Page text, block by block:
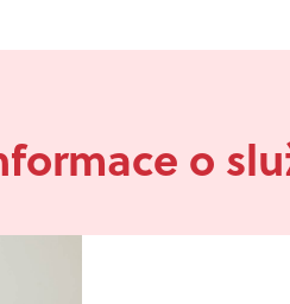
o